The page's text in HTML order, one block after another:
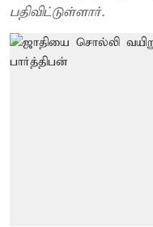
பதிவிட்டுள்ளார்.